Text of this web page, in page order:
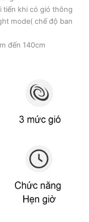
tiến khi có gió thông
mode( chế độ ban
đến 140cm